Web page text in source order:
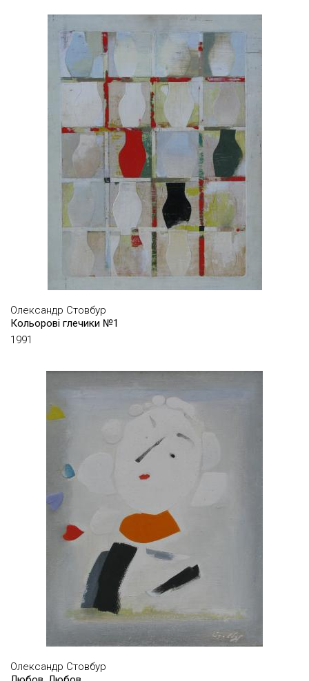
ЛАННІК ОЛЬГА
ЛЕБЕДЄВ ВОЛОДИМИР
ЛЕЙДЕРМАН ЮРІЙ
ЛІСОВСЬКИЙ ОЛЕКСАНДР
ЛІХТ ОЛЕКСАНДР
ЛОЗА АДОЛЬФ
ЛОЗА НАТАЛЯ
ЛОМИКІН КОСТЯНТИН
ЛУКІН МИКОЛА
МАКОЄВ РУСЛАН
МАЛАМУРА СЕРГІЙ
МАЛІК ОЛЕКСІЙ
МАРИНЮК ВІКТОР
МАРИНЮК АНДРІЙ
МАЦКЕВИЧ ВАЛЕНТИН
МЕЖБЕРГ ЛЕВ
МЕЛЬНІЧУК ОЛЕГ
МИХАЙЛОВСЬКА ОЛЕНА
МОРОЗОВ МИКОЛА
МУЗИЧЕНКО ОЛЕКСІЙ
МУЦЕЛЬМАХЕР МОЙСЕЙ
НАУМЕЦЬ ВОЛОДИМИР
НЕДОШИТКО ОЛЕГ
Олександр Стовбур
Кольорові глечики №1
1991
Олександр Стовбур